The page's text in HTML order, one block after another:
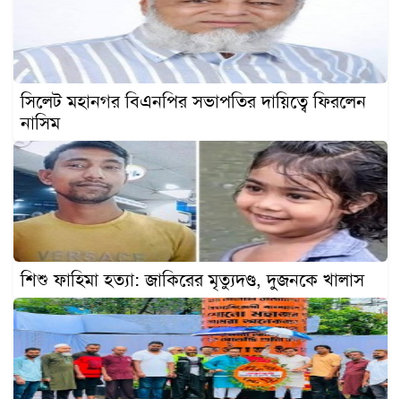
বিনোদন
এক্সক্লুসিভ
শিক্ষাঙ্গন
অর্থনীতি
মতামত
অন্যান্য
সিলেট মহানগর বিএনপির সভাপতির দায়িত্বে ফিরলেন
নাসিম
শিশু ফাহিমা হত্যা: জাকিরের মৃত্যুদণ্ড, দুজনকে খালাস